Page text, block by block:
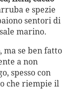
e spezie
sentori di
marino.
, ma se ben fatto
a non
spesso con
che riempie il